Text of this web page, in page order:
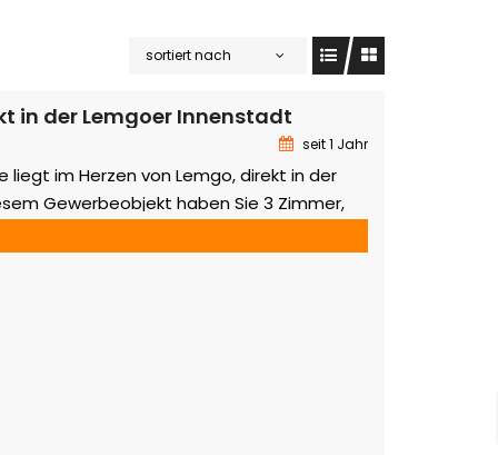
sortiert nach
in der Lemgoer Innenstadt
seit 1 Jahr
liegt im Herzen von Lemgo, direkt in der
Gewerbeobjekt haben Sie 3 Zimmer,
werden. Die 3 Zimmer teilen sich